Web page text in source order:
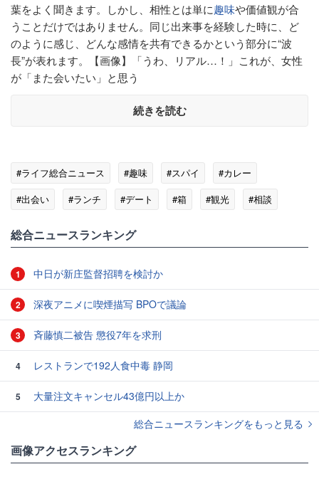
葉をよく聞きます。しかし、相性とは単に趣味や価値観が合
うことだけではありません。同じ出来事を経験した時に、ど
のように感じ、どんな感情を共有できるかという部分に“波
長”が表れます。【画像】「うわ、リアル…！」これが、女性
が「また会いたい」と思う
続きを読む
#ライフ総合ニュース #趣味 #スパイ
#カレー
#出会い
#ランチ #デート #箱 #観光
#相談
総合ニュースランキング
1 中日が新庄監督招聘を検討か
2 深夜アニメに喫煙描写 BPOで議論
3 斉藤慎二被告 懲役7年を求刑
4 レストランで192人食中毒 静岡
5
大量注文キャンセル43億円以上か
総合ニュースランキングをもっと見る
画像アクセスランキング